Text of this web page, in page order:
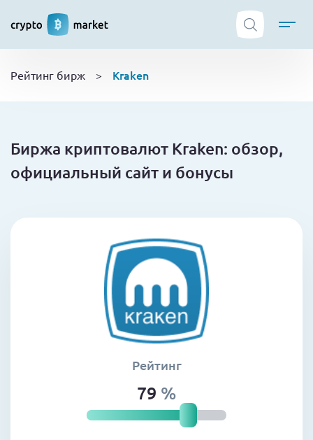
ТОП криптобирж
Криптовалюты
Кошельки
Рейтинг бирж > Kraken
Биржа криптовалют Kraken: обзор,
официальный сайт и бонусы
Рейтинг
79 %